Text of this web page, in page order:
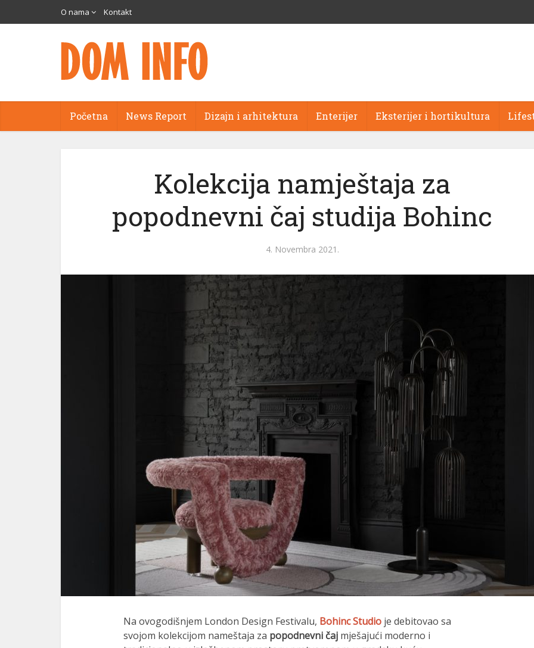
O nama Kontakt
Početna News Report Dizajn i arhitektura Enterijer Eksterijer i hortikultura
Kolekcija namještaja za
popodnevni čaj studija Bohinc
4. Novembra 2021.
Na ovogodišnjem London Design Festivalu, Bohinc Studio je debitovao sa
svojom kolekcijom nameštaja za popodnevni čaj mješajući moderno i